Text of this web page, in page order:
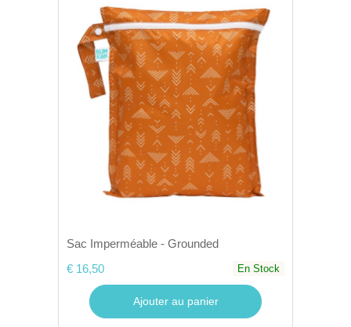
Sac Imperméable - Grounded
€ 16,50
En Stock
Ajouter au panier